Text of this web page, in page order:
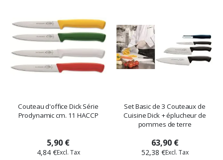
Couteau d'office Dick Série
Prodynamic cm. 11 HACCP
5,90 €
4,84 €
Set Basic de 3 Couteaux de
Cuisine Dick + éplucheur de
pommes de terre
63,90 €
52,38 €